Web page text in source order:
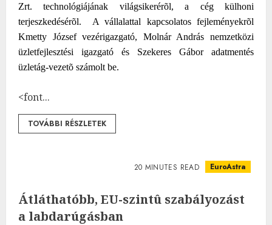
Zrt. technológiájának világsikerérõl, a cég külhoni
terjeszkedésérõl.
A vállalattal kapcsolatos fejleményekrõl
Kmetty József vezérigazgató, Molnár András nemzetközi
üzletfejlesztési igazgató és Szekeres Gábor adatmentés
üzletág-vezetõ számolt be.
<font...
TOVÁBBI RÉSZLETEK
20 MINUTES READ EuroAstra
Átláthatóbb, EU-szintû szabályozást
a labdarúgásban